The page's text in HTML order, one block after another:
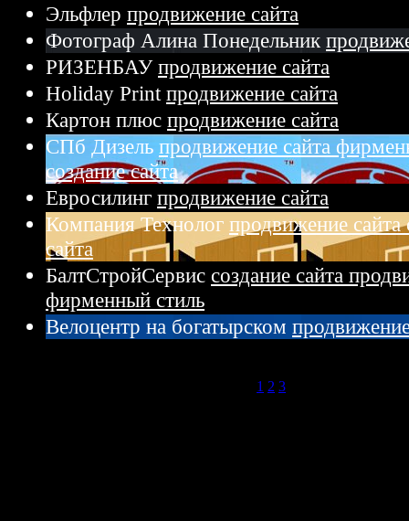
Эльфлер продвижение сайта
Фотограф Алина Понедельник
РИЗЕНБАУпродвижение сайта
Holiday Print продвижение сайта
Картон плюс продвижение сайта
СПб Дизель продвижение сайта
создание сайта
Евросилинг продвижение сайта
Компания Технолог продвижение сайта
сайта
БалтСтройСервис создание сайта
фирменный стиль
Велоцентр на богатырском
1 2 3